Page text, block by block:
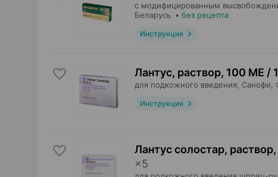
с модифицированным
Беларусь • без рецепта
Инструкция
Лантус, раствор, 100 МЕ /
для подкожного введения, Санофи
Инструкция
Лантус солостар, раствор,
×5